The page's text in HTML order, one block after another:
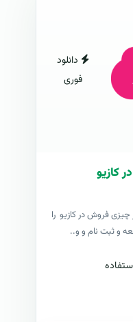
دانلود
فوری
کازیو
چیزی فروش در کازیو را
و ثبت نام و و..